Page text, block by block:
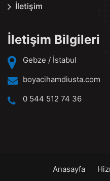
İletişim
İletişim Bilgileri
Gebze / İstabul
boyacihamdiusta.com
0 544 512 74 36
Anasayfa